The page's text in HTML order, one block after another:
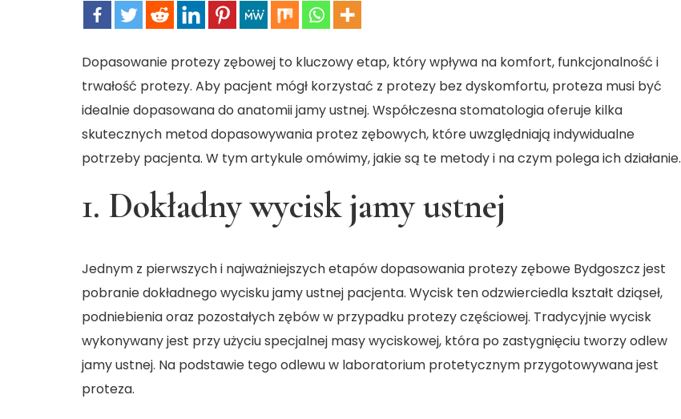
Dopasowanie protezy zębowej to kluczowy etap, który wpływa na komfort, funkcjonalność i
trwałość protezy. Aby pacjent mógł korzystać z protezy bez dyskomfortu, proteza musi być
idealnie dopasowana do anatomii jamy ustnej. Współczesna stomatologia oferuje kilka
skutecznych metod dopasowywania protez zębowych, które uwzględniają indywidualne
potrzeby pacjenta. W tym artykule omówimy, jakie są te metody i na czym polega ich działanie.
1. Dokładny wycisk jamy ustnej
Jednym z pierwszych i najważniejszych etapów dopasowania protezy zębowe Bydgoszcz jest
pobranie dokładnego wycisku jamy ustnej pacjenta. Wycisk ten odzwierciedla kształt dziąseł,
podniebienia oraz pozostałych zębów w przypadku protezy częściowej. Tradycyjnie wycisk
wykonywany jest przy użyciu specjalnej masy wyciskowej, która po zastygnięciu tworzy odlew
jamy ustnej. Na podstawie tego odlewu w laboratorium protetycznym przygotowywana jest
proteza.